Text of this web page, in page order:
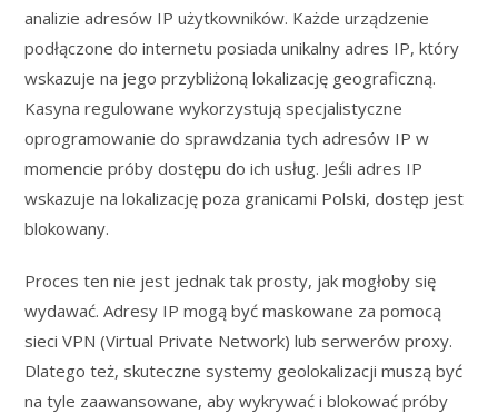
analizie adresów IP użytkowników. Każde urządzenie
podłączone do internetu posiada unikalny adres IP, który
wskazuje na jego przybliżoną lokalizację geograficzną.
Kasyna regulowane wykorzystują specjalistyczne
oprogramowanie do sprawdzania tych adresów IP w
momencie próby dostępu do ich usług. Jeśli adres IP
wskazuje na lokalizację poza granicami Polski, dostęp jest
blokowany.
Proces ten nie jest jednak tak prosty, jak mogłoby się
wydawać. Adresy IP mogą być maskowane za pomocą
sieci VPN (Virtual Private Network) lub serwerów proxy.
Dlatego też, skuteczne systemy geolokalizacji muszą być
na tyle zaawansowane, aby wykrywać i blokować próby